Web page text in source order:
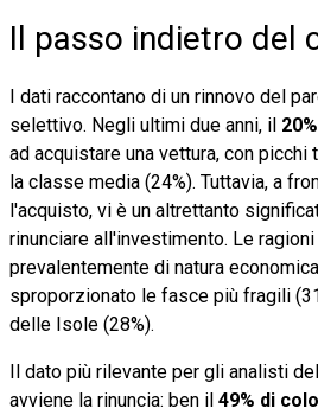
Il passo indietro del
I dati raccontano di un rinnovo del
selettivo. Negli ultimi due anni, il
ad acquistare una vettura, con picchi
la classe media (24%). Tuttavia, a
l'acquisto, vi è un altrettanto
rinunciare all'investimento. Le
prevalentemente di natura
sproporzionato le fasce più fragili
delle Isole (28%).
Il dato più rilevante per gli analisti
avviene la rinuncia: ben il 49% di